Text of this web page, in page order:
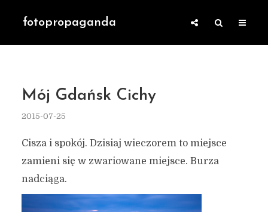
fotopropaganda
Mój Gdańsk Cichy
2015-07-25
Cisza i spokój. Dzisiaj wieczorem to miejsce
zamieni się w zwariowane miejsce. Burza
nadciąga.